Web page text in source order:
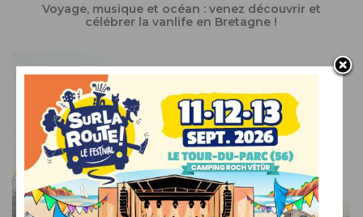
Voyage, musique et océan : venez découvrir et
célébrer la vanlife en Bretagne !